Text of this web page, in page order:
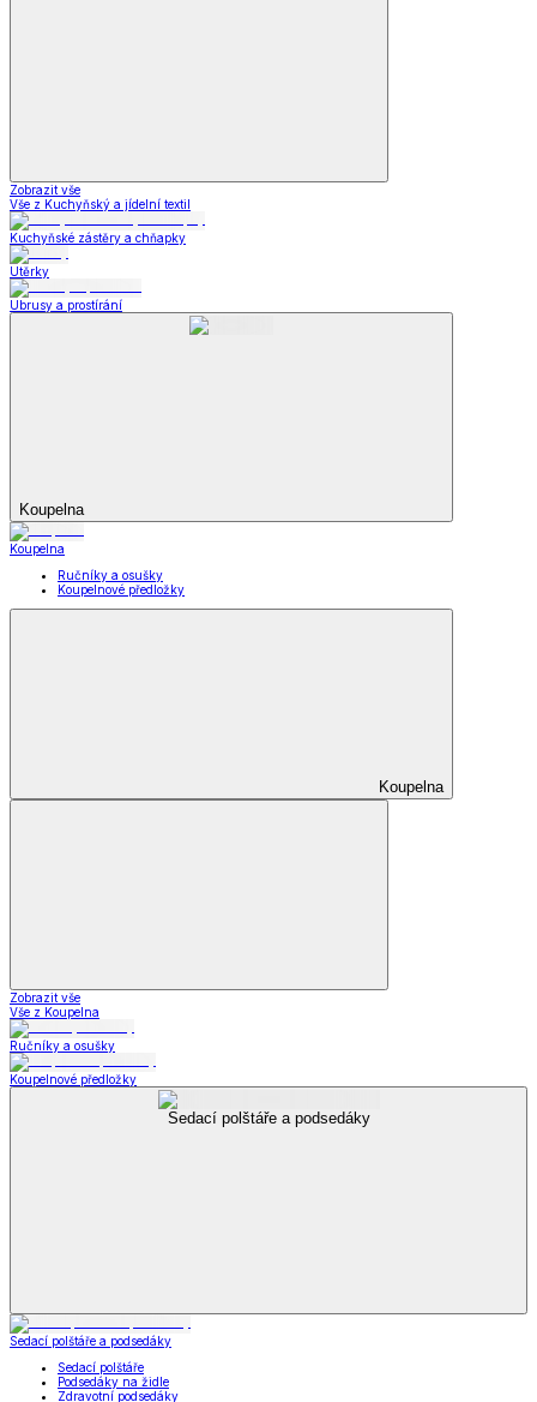
Zobrazit vše
Vše z Kuchyňský a jídelní textil
Kuchyňské zástěry a chňapky
Utěrky
Ubrusy a prostírání
Koupelna
Koupelna
Ručníky a osušky
Koupelnové předložky
Koupelna
Zobrazit vše
Vše z Koupelna
Ručníky a osušky
Koupelnové předložky
Sedací polštáře a podsedáky
Sedací polštáře a podsedáky
Sedací polštáře
Podsedáky na židle
Zdravotní podsedáky